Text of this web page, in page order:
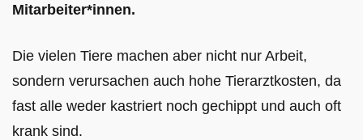
Mitarbeiter*innen.
Die vielen Tiere machen aber nicht nur Arbeit,
sondern verursachen auch hohe Tierarztkosten, da
fast alle weder kastriert noch gechippt und auch oft
krank sind.